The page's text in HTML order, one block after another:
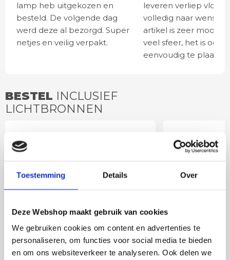
Toestemming Details Over
Deze Webshop maakt gebruik van cookies
We gebruiken cookies om content en advertenties te
personaliseren, om functies voor social media te bieden
en om ons websiteverkeer te analyseren. Ook delen we
lamp heb uitgekozen en
besteld. De volgende dag
werd deze al bezorgd. Super
netjes en veilig verpakt.
leveren verliep vlot en
volledig naar wens.
artikel is zeer mooi
veel sfeer, het is ook
eenvoudig te
BESTEL INCLUSIEF
LICHTBRONNEN
Smart led lichtbron G95
(HUE geschikt)
LED lamp